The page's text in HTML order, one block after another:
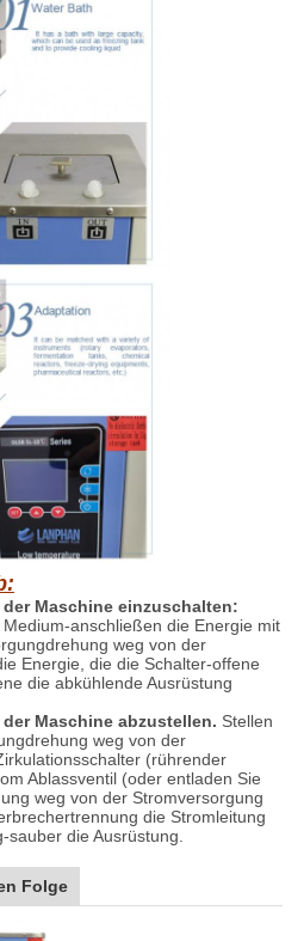
Maschine einzuschalten:
anschließen die Energie mit
weg von der
Energie, die die Schalter-offene
die abkühlende Ausrüstung
Maschine abzustellen. Stellen
weg von der
(rührender
Ablassventil (oder entladen Sie
weg von der Stromversorgung
die Stromleitung
die Ausrüstung.
Folge